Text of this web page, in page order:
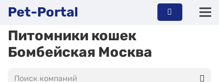
Pet-Portal
Питомники кошек
Бомбейская Москва